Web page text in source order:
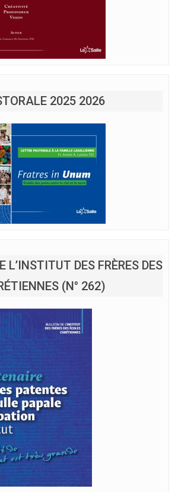
2025 2026
L’INSTITUT DES FRÈRES DES
(N° 262)